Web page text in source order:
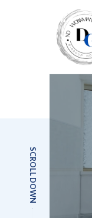
SCROLL DOWN